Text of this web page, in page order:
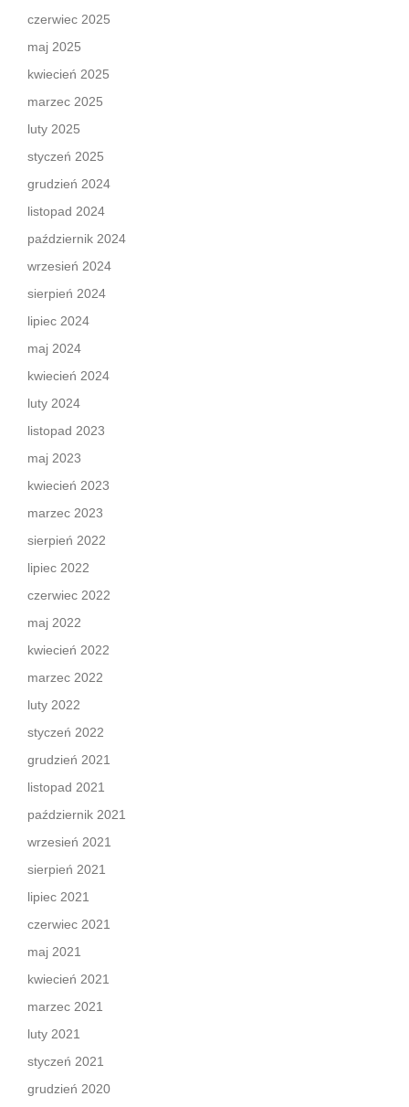
czerwiec 2025
maj 2025
kwiecień 2025
marzec 2025
luty 2025
styczeń 2025
grudzień 2024
listopad 2024
październik 2024
wrzesień 2024
sierpień 2024
lipiec 2024
maj 2024
kwiecień 2024
luty 2024
listopad 2023
maj 2023
kwiecień 2023
marzec 2023
sierpień 2022
lipiec 2022
czerwiec 2022
maj 2022
kwiecień 2022
marzec 2022
luty 2022
styczeń 2022
grudzień 2021
listopad 2021
październik 2021
wrzesień 2021
sierpień 2021
lipiec 2021
czerwiec 2021
maj 2021
kwiecień 2021
marzec 2021
luty 2021
styczeń 2021
grudzień 2020